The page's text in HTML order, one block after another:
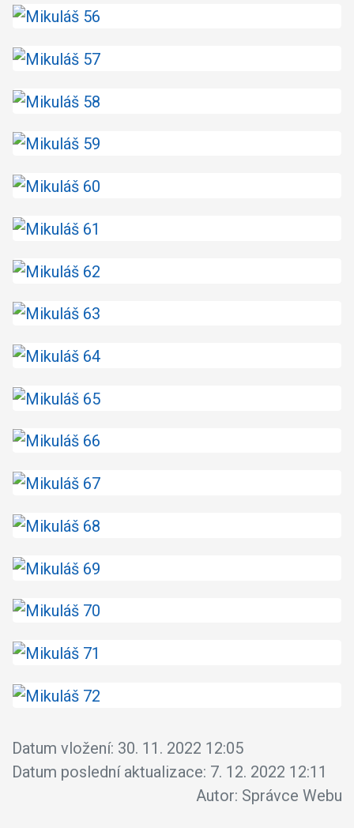
Datum vložení: 30. 11. 2022 12:05
Datum poslední aktualizace: 7. 12. 2022 12:11
Autor: Správce Webu